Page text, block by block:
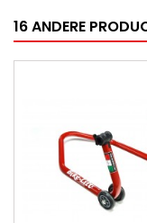
16 ANDERE